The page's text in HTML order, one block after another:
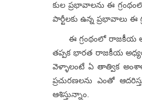
కుల ప్రభావాలను ఈ
పార్టీలకు ఉన్న ప్రభావాలు ఈ
ఈ గ్రంథంలో రాజకీయ
తప్పక భారత రాజకీయ
వెళ్ళాలంటే ఏ తాత్విక
ప్రచురణలను ఎంతో
ఆశిస్తున్నాం.